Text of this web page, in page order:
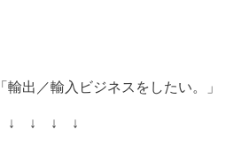
「輸出／輸入ビジネスをしたい。」
↓ ↓ ↓ ↓